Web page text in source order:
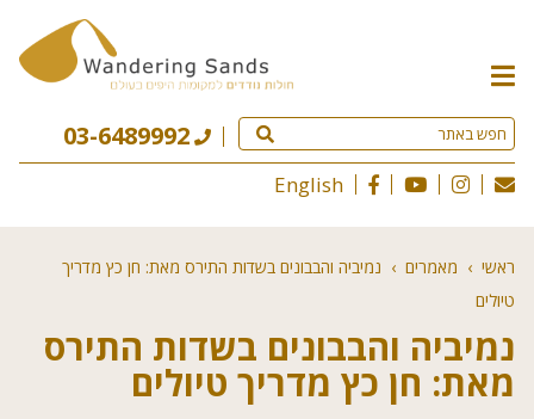
תפריט
האתר
03-6489992
English
ראשי › מאמרים › נמיביה והבבונים בשדות התירס מאת: חן כץ מדריך
טיולים
נמיביה והבבונים בשדות התירס
מאת: חן כץ מדריך טיולים